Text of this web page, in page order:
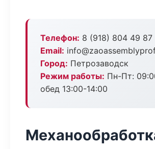
Телефон: 8 (918) 804 49 87
Email:
Город: Петрозаводск
Режим работы: Пн-Пт:
обед 13:00-14:00